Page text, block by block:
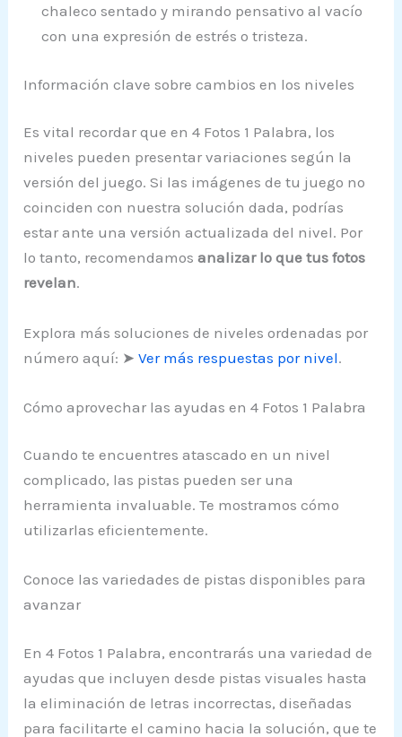
chaleco sentado y mirando pensativo al vacío
con una expresión de estrés o tristeza.
Información clave sobre cambios en los niveles
Es vital recordar que en 4 Fotos 1 Palabra, los
niveles pueden presentar variaciones según la
versión del juego. Si las imágenes de tu juego no
coinciden con nuestra solución dada, podrías
estar ante una versión actualizada del nivel. Por
lo tanto, recomendamosanalizar lo que tus fotos
revelan.
Explora más soluciones de niveles ordenadas por
número aquí: ➤Ver más respuestas por nivel.
Cómo aprovechar las ayudas en 4 Fotos 1 Palabra
Cuando te encuentres atascado en un nivel
complicado, las pistas pueden ser una
herramienta invaluable. Te mostramos cómo
utilizarlas eficientemente.
Conoce las variedades de pistas disponibles para
avanzar
En 4 Fotos 1 Palabra, encontrarás una variedad de
ayudas que incluyen desde pistas visuales hasta
la eliminación de letras incorrectas, diseñadas
para facilitarte el camino hacia la solución, que te